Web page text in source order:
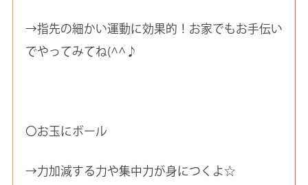
→指先の細かい運動に効果的！お家でもお手伝い
でやってみてね(^^♪
〇お玉にボール
→力加減する力や集中力が身につくよ☆